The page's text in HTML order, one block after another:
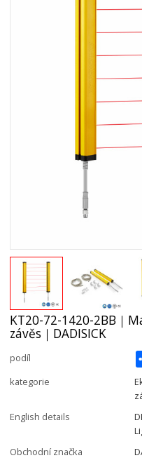
KT20-72-1420-2BB｜
závěs｜DADISICK
podíl
kategorie
English details
Obchodní značka